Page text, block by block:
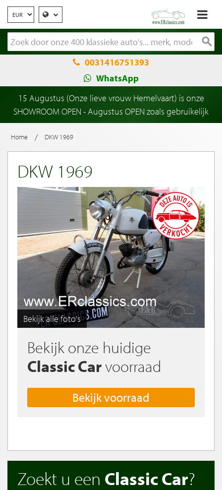
0031416751393
WhatsApp
15 Augustus (Onze lieve vrouw Hemelvaart) is onze
SHOWROOM OPEN - Augustus OPEN zoals gebruikelijk
Home / DKW 1969
DKW 1969
Bekijk alle foto's
Bekijk onze huidige
Classic Carvoorraad
Bekijk voorraad
Zoekt u een Classic Car?